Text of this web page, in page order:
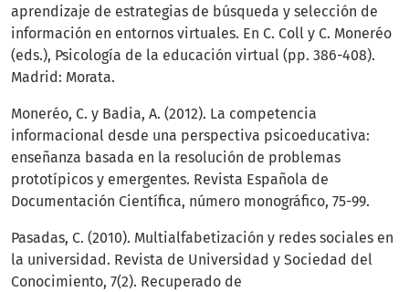
aprendizaje de estrategias de búsqueda y selección de
información en entornos virtuales. En C. Coll y C. Moneréo
(eds.), Psicología de la educación virtual (pp. 386-408).
Madrid: Morata.
Moneréo, C. y Badia, A. (2012). La competencia
informacional desde una perspectiva psicoeducativa:
enseñanza basada en la resolución de problemas
prototípicos y emergentes. Revista Española de
Documentación Científica, número monográfico, 75-99.
Pasadas, C. (2010). Multialfabetización y redes sociales en
la universidad. Revista de Universidad y Sociedad del
Conocimiento, 7(2). Recuperado de